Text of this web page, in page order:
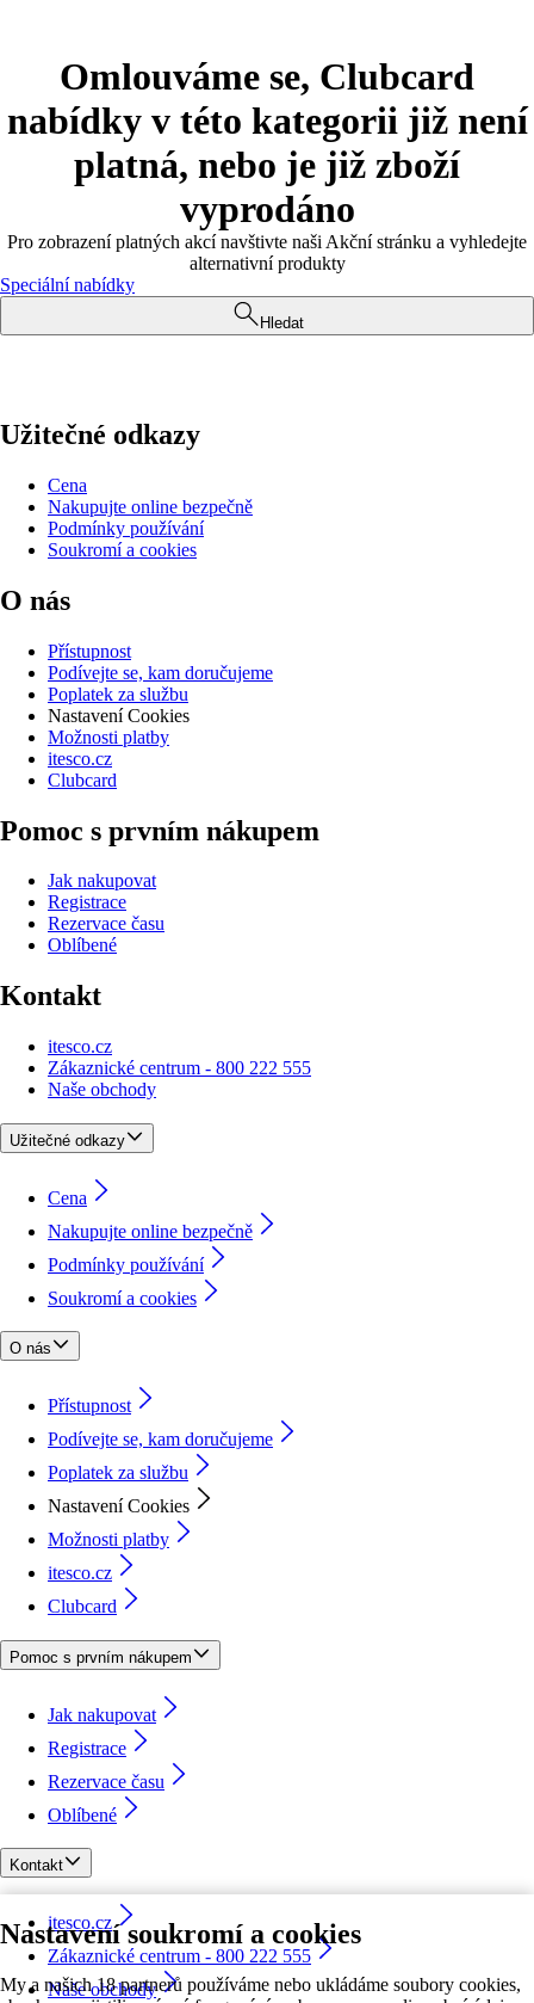
Nastavení soukromí a cookies
My a našich 18 partnerů používáme nebo ukládáme soubory cookies,
Omlouváme se, Clubcard
nabídky v této kategorii již není
platná, nebo je již zboží
vyprodáno
Pro zobrazení platných akcí navštivte naši Akční stránku a vyhledejte
alternativní produkty
Speciální nabídky
Hledat
Užitečné odkazy
Cena
Nakupujte online bezpečně
Podmínky používání
Soukromí a cookies
O nás
Přístupnost
Podívejte se, kam doručujeme
Poplatek za službu
Nastavení Cookies
Možnosti platby
itesco.cz
Clubcard
Pomoc s prvním nákupem
Jak nakupovat
Registrace
Rezervace času
Oblíbené
Kontakt
itesco.cz
Zákaznické centrum - 800 222 555
Naše obchody
Užitečné odkazy
Cena
Nakupujte online bezpečně
Podmínky používání
Soukromí a cookies
O nás
Přístupnost
Podívejte se, kam doručujeme
Poplatek za službu
Nastavení Cookies
Možnosti platby
itesco.cz
Clubcard
Pomoc s prvním nákupem
Jak nakupovat
Registrace
Rezervace času
Oblíbené
Kontakt
itesco.cz
Zákaznické centrum - 800 222 555
Naše obchody